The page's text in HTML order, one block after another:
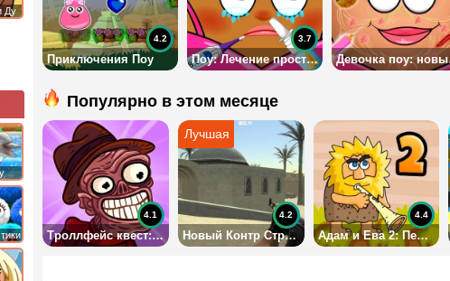
Приключения Поу
4.2
Поу: Лечение простуды
3.7
Популярно в этом месяце
Троллфейс квест: Хоррор 2
4.1
Новый Контр Страйк 3Д
4.2
Адам и Ева 2: Первобытные приключения
4.4
Ду